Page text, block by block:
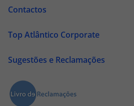
Contactos
Top Atlântico Corporate
Sugestões e Reclamações